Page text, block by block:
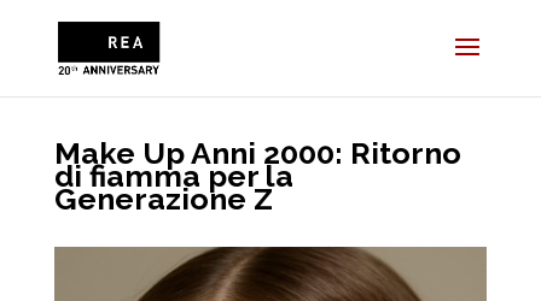
Make Up Anni 2000: Ritorno
di fiamma per la
Generazione Z